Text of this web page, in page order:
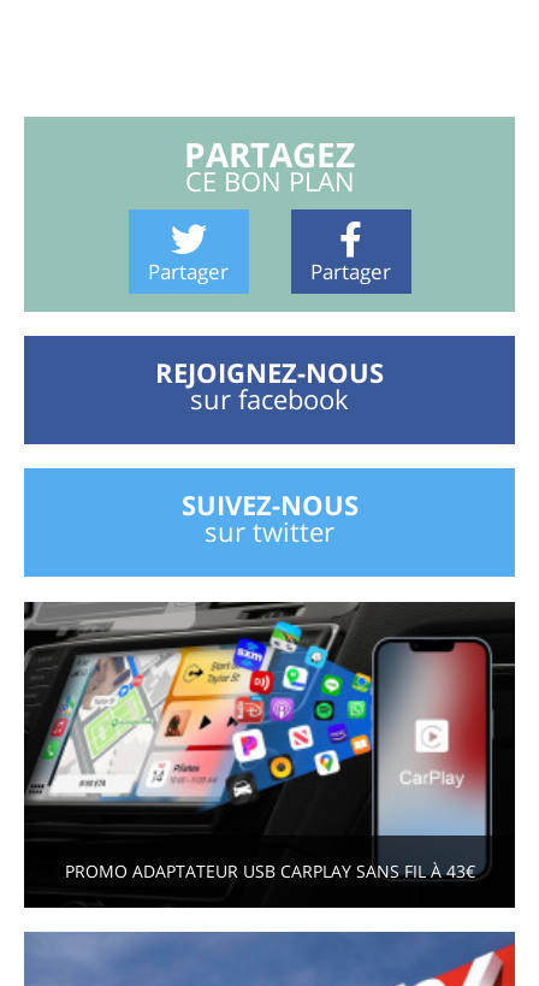
PARTAGEZ
CE BON PLAN
Partager Partager
REJOIGNEZ-NOUS
sur facebook
SUIVEZ-NOUS
sur twitter
PROMO ADAPTATEUR USB CARPLAY SANS FIL À 43€